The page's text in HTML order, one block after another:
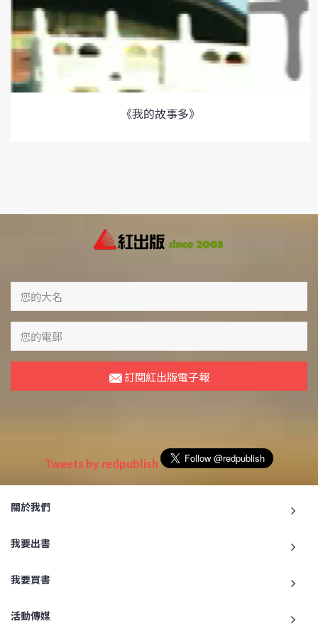
《我的故事多》
訂閱紅出版電子報
Tweets by redpublish
關於我們
我要出書
我要買書
活動傳媒